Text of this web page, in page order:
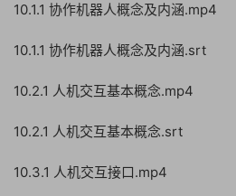
10.1.1 协作机器人概念及内涵.mp4
10.1.1 协作机器人概念及内涵.srt
10.2.1 人机交互基本概念.mp4
10.2.1 人机交互基本概念.srt
10.3.1 人机交互接口.mp4